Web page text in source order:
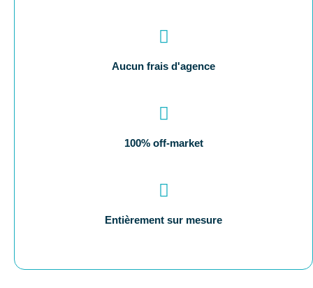
Aucun frais d'agence
100% off-market
Entièrement sur mesure